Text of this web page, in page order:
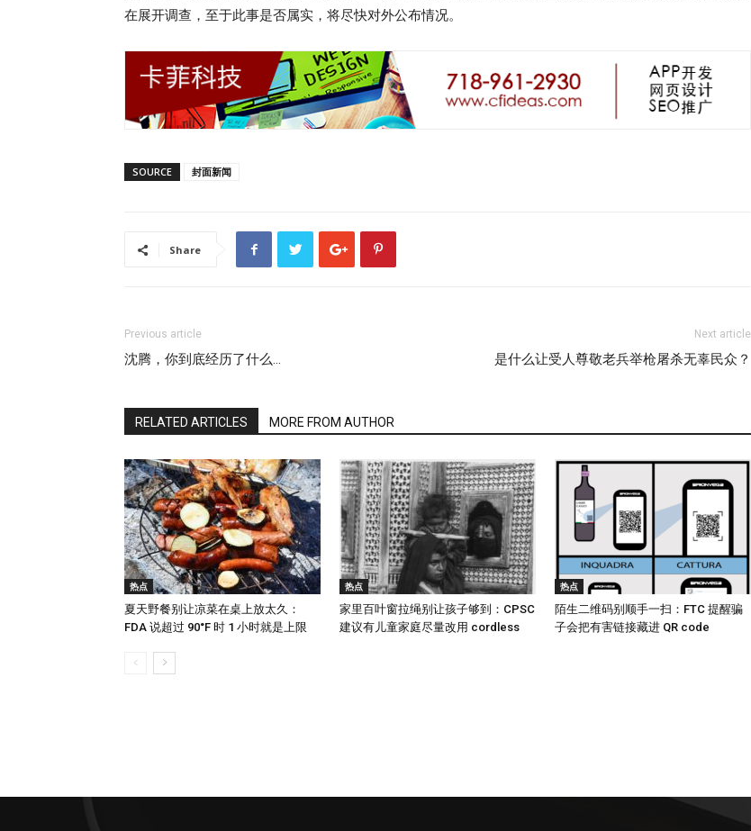
在展开调查，至于此事是否属实，将尽快对外公布情况。
SOURCE 封面新闻
Share
Previous article
沈腾，你到底经历了什么…
Next article
是什么让受人尊敬老兵举枪屠杀无辜民众？
RELATED ARTICLES MORE FROM AUTHOR
热点
夏天野餐别让凉菜在桌上放太久：
FDA 说超过 90°F 时 1 小时就是上限
热点
家里百叶窗拉绳别让孩子够到：CPSC
建议有儿童家庭尽量改用 cordless
热点
陌生二维码别顺手一扫：FTC 提醒骗
子会把有害链接藏进 QR code